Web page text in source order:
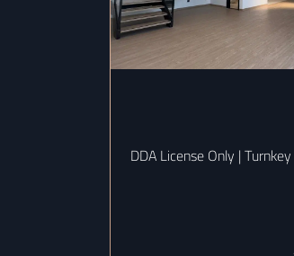
DDA License Only |